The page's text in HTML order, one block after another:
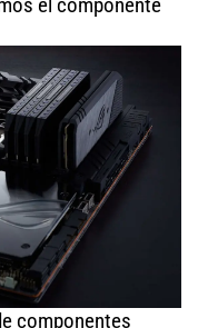
el componente
componentes